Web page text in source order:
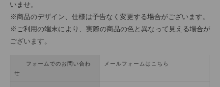
いませ。
※商品のデザイン、仕様は予告なく変更する場合がございます。
※ご利用の端末により、実際の商品の色と異なって見える場合が
ございます。
フォームでのお問い合わ
せ
メールフォームはこちら